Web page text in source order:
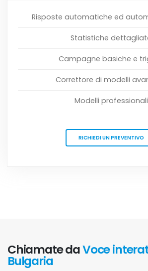
Risposte automatiche ed
Statistiche
Campagne basiche e
Correttore di modelli
Modelli professionali
RICHIEDI UN PREVENTIVO
Chiamate daVoce
Bulgaria